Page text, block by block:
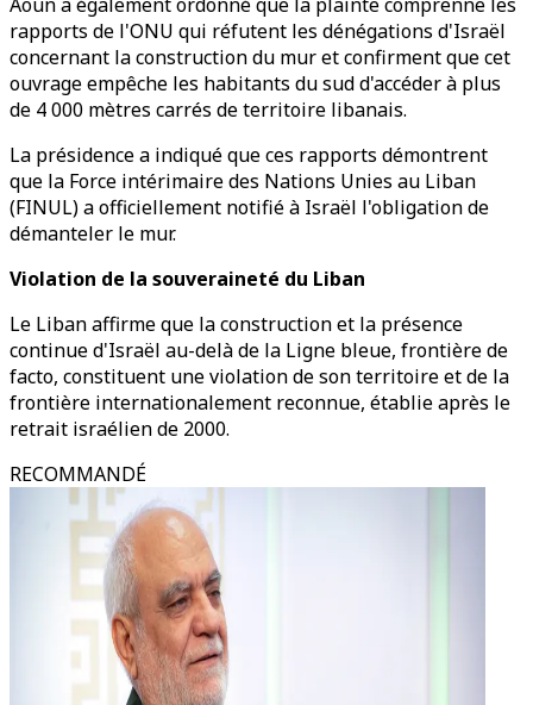
rapports de l'ONU qui réfutent les dénégations d'Israël
concernant la construction du mur et confirment que cet
ouvrage empêche les habitants du sud d'accéder à plus
de 4 000 mètres carrés de territoire libanais.
La présidence a indiqué que ces rapports démontrent
que la Force intérimaire des Nations Unies au Liban
(FINUL) a officiellement notifié à Israël l'obligation de
démanteler le mur.
Violation de la souveraineté du Liban
Le Liban affirme que la construction et la présence
continue d'Israël au-delà de la Ligne bleue, frontière de
facto, constituent une violation de son territoire et de la
frontière internationalement reconnue, établie après le
retrait israélien de 2000.
RECOMMANDÉ